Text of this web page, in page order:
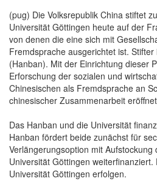
(pug) Die Volksrepublik China stiftet
Universität Göttingen heute auf der
von denen die eine sich mit
Fremdsprache ausgerichtet ist.
(Hanban). Mit der Einrichtung dieser
Erforschung der sozialen und
Chinesischen als Fremdsprache an
chinesischer Zusammenarbeit
Das Hanban und die Universität
Hanban fördert beide zunächst für
Verlängerungsoption mit
Universität Göttingen
Universität Göttingen erfolgen.